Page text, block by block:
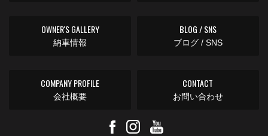
OWNER'S GALLERY
納車情報
BLOG / SNS
ブログ / SNS
COMPANY PROFILE
会社概要
CONTACT
お問い合わせ